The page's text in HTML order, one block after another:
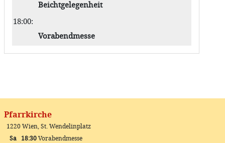
Beichtgelegenheit
18:00:
Vorabendmesse
Pfarrkirche
1220 Wien, St. Wendelinplatz
Sa
18:30 Vorabendmesse